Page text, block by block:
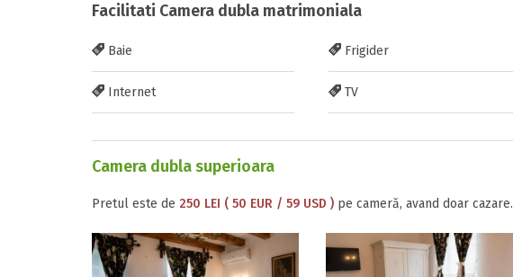
Facilitati Camera dubla matrimoniala
Baie Frigider
Internet TV
Camera dubla superioara
Pretul este de 250 LEI ( 50 EUR / 59 USD ) pe cameră, avand doar cazare.